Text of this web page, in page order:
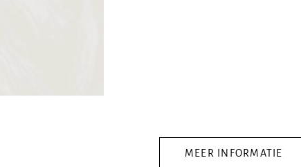
MEER INFORMATIE